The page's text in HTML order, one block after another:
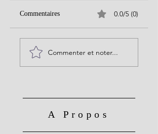
Commentaires 0.0/5 (0)
Commenter et noter...
A Propos